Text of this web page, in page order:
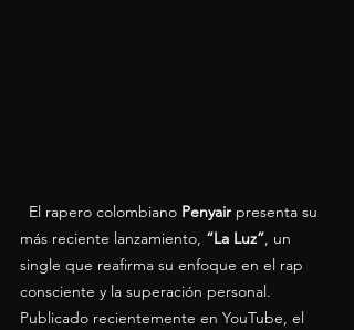
  El rapero colombiano
Penyair presenta su
más reciente lanzamiento, “La Luz”, un
single que reafirma su enfoque en el rap
consciente y la superación personal.
Publicado recientemente en YouTube, el